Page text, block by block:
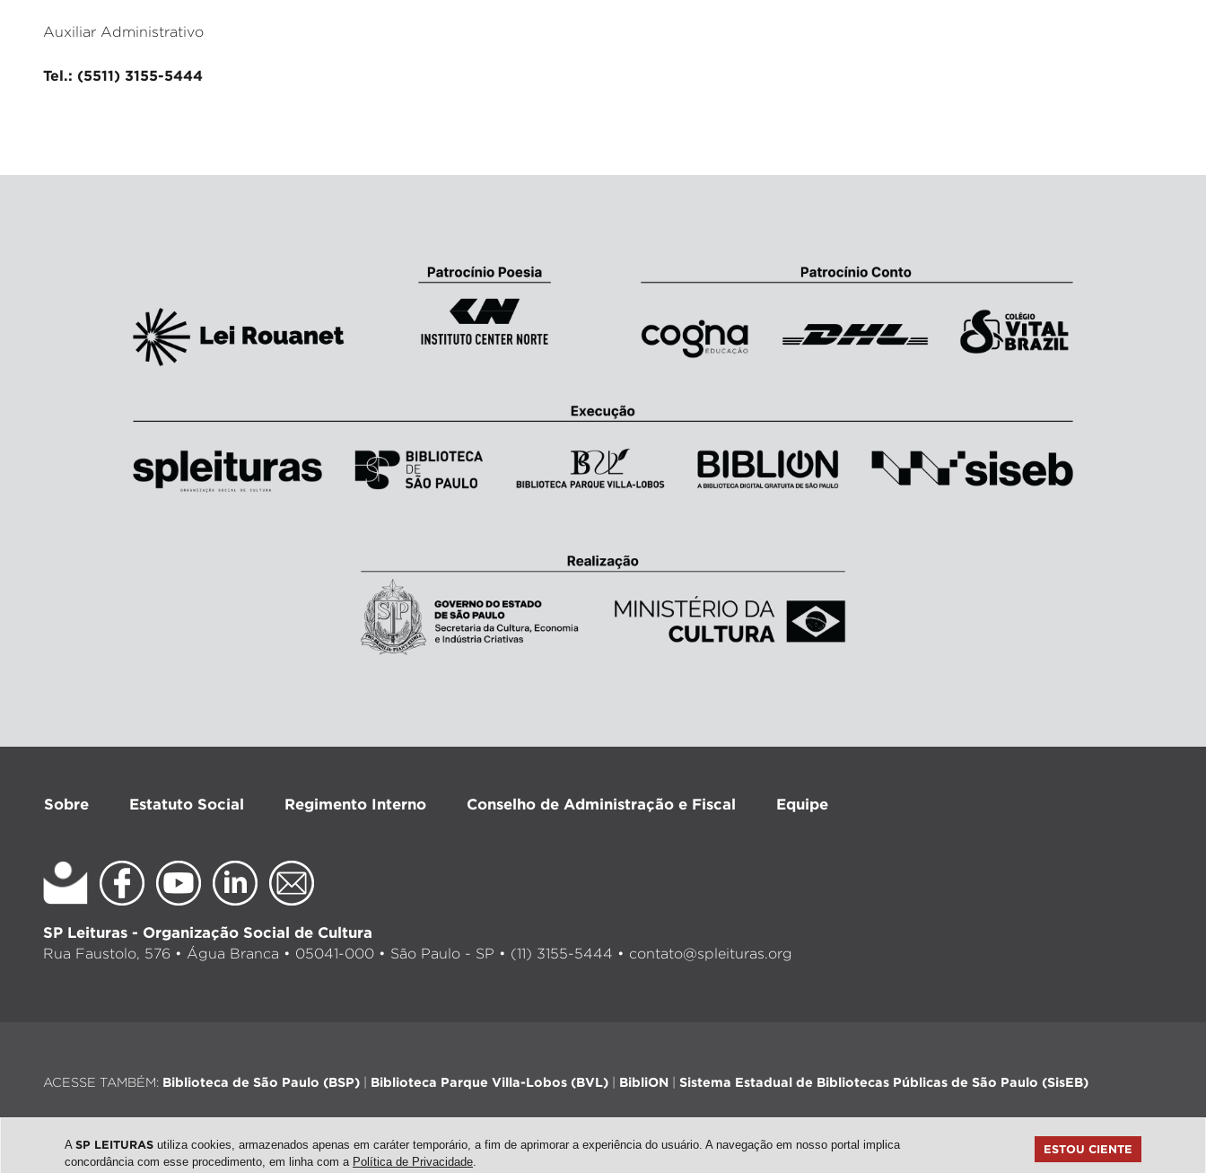
Auxiliar Administrativo
Tel.: (5511) 3155-5444
Sobre Estatuto Social Regimento Interno Conselho de Administração e Fiscal Equipe
SP Leituras - Organização Social de Cultura
Rua Faustolo, 576 • Água Branca • 05041-000 • São Paulo - SP • (11) 3155-5444 • contato@spleituras.org
ACESSE TAMBÉM: Biblioteca de São Paulo (BSP) Biblioteca Parque Villa-Lobos (BVL) BibliON Sistema Estadual de Bibliotecas Públicas de São Paulo (SisEB)
© 2026 - Todos os direitos reservados |Desenvolvimento: QubeDesign| Arte: Passarim db topo
A SP LEITURAS utiliza cookies, armazenados apenas em caráter temporário, a fim de aprimorar a experiência do usuário. A navegação em nosso portal implica
concordância com esse procedimento, em linha com a Política de Privacidade.
ESTOU CIENTE